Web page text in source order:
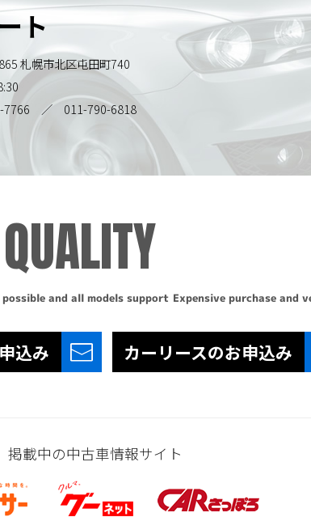
ト
札幌市北区屯田町740
7766 ／ 011-790-6818
and all models support Expensive purchase and
込み カーリースのお申込み
掲載中の中古車情報サイト